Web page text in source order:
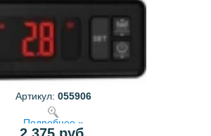
Артикул: 055906
Подробнее »